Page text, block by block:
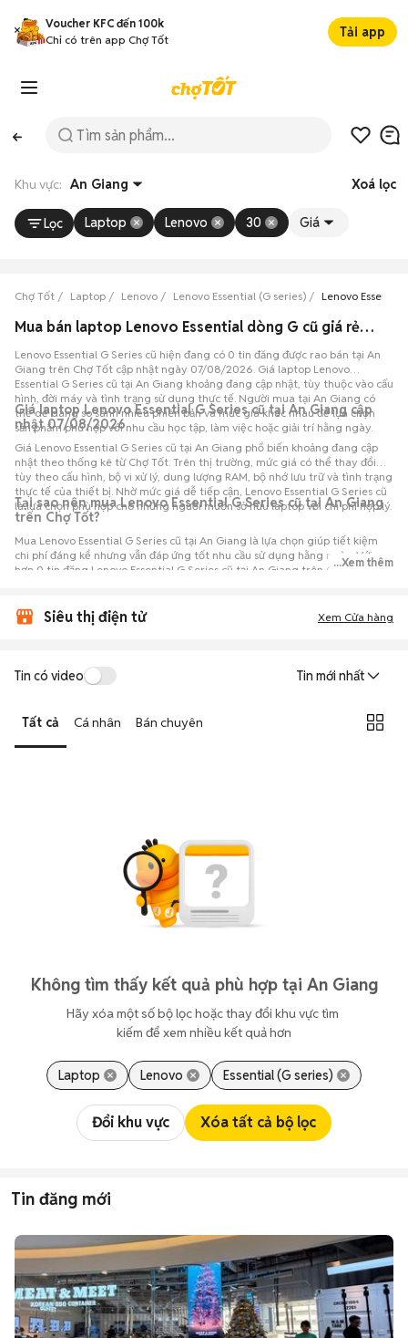
Voucher KFC đến 100k
Chỉ có trên app Chợ Tốt
Tải app
Khu vực: An Giang Xoá lọc
Lọc Laptop Lenovo 30 Giá
Chợ Tốt Laptop Lenovo Lenovo Essential (G series) Lenovo
Mua bán laptop Lenovo Essential dòng G cũ giá rẻ tại An Giang
Lenovo Essential G Series cũ hiện đang có 0 tin đăng được rao bán tại An
Giang trên Chợ Tốt cập nhật ngày 07/08/2026. Giá laptop Lenovo
Essential G Series cũ tại An Giang khoảng đang cập nhật, tùy thuộc vào cấu
hình, đời máy và tình trạng sử dụng thực tế. Người mua tại An Giang có
thể dễ dàng so sánh nhiều phiên bản và mức giá khác nhau để lựa chọn
sản phẩm phù hợp với nhu cầu học tập, làm việc hoặc giải trí hằng ngày.
Giá laptop Lenovo Essential G Series cũ tại An Giang cập
nhật 07/08/2026
Giá Lenovo Essential G Series cũ tại An Giang phổ biến khoảng đang cập
nhật theo thống kê từ Chợ Tốt. Trên thị trường, mức giá có thể thay đổi
tùy theo cấu hình, bộ vi xử lý, dung lượng RAM, bộ nhớ lưu trữ và tình trạng
thực tế của thiết bị. Nhờ mức giá dễ tiếp cận, Lenovo Essential G Series cũ
là lựa chọn phù hợp cho những người muốn sở hữu laptop với chi phí hợp lý.
Tại sao nên mua Lenovo Essential G Series cũ tại An Giang
trên Chợ Tốt?
Mua Lenovo Essential G Series cũ tại An Giang là lựa chọn giúp tiết kiệm
chi phí đáng kể nhưng vẫn đáp ứng tốt nhu cầu sử dụng hằng ngày. Với
hơn 0 tin đăng Lenovo Essential G Series cũ tại An Giang trên Chợ Tốt,
...Xem thêm
Siêu thị điện tử Xem Cửa hàng
Tin có video Tin mới nhất
Tất cả Cá nhân Bán chuyên
Không tìm thấy kết quả phù hợp tại An Giang
Hãy xóa một số bộ lọc hoặc thay đổi khu vực tìm
kiếm để xem nhiều kết quả hơn
Laptop Lenovo Essential (G series)
Đổi khu vực Xóa tất cả bộ lọc
Tin đăng mới